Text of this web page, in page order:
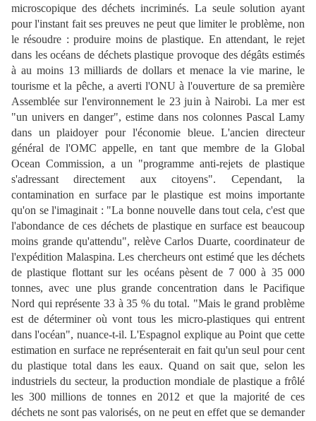
microscopique des déchets incriminés. La seule solution ayant
pour l'instant fait ses preuves ne peut que limiter le problème, non
le résoudre : produire moins de plastique. En attendant, le rejet
dans les océans de déchets plastique provoque des dégâts estimés
à au moins 13 milliards de dollars et menace la vie marine, le
tourisme et la pêche, a averti l'ONU à l'ouverture de sa première
Assemblée sur l'environnement le 23 juin à Nairobi. La mer est
"un univers en danger", estime dans nos colonnes Pascal Lamy
dans un plaidoyer pour l'économie bleue. L'ancien directeur
général de l'OMC appelle, en tant que membre de la Global
Ocean Commission, a un "programme anti-rejets de plastique
s'adressant directement aux citoyens". Cependant, la
contamination en surface par le plastique est moins importante
qu'on se l'imaginait : "La bonne nouvelle dans tout cela, c'est que
l'abondance de ces déchets de plastique en surface est beaucoup
moins grande qu'attendu", relève Carlos Duarte, coordinateur de
l'expédition Malaspina. Les chercheurs ont estimé que les déchets
de plastique flottant sur les océans pèsent de 7 000 à 35 000
tonnes, avec une plus grande concentration dans le Pacifique
Nord qui représente 33 à 35 % du total. "Mais le grand problème
est de déterminer où vont tous les micro-plastiques qui entrent
dans l'océan", nuance-t-il. L'Espagnol explique auPoint que cette
estimation en surface ne représenterait en fait qu'un seul pour cent
du plastique total dans les eaux. Quand on sait que, selon les
industriels du secteur, la production mondiale de plastique a frôlé
les 300 millions de tonnes en 2012 et que la majorité de ces
déchets ne sont pas valorisés, on ne peut en effet que se demander